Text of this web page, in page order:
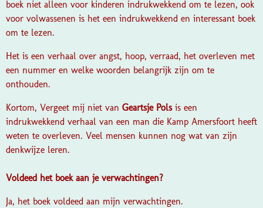
boek niet alleen voor kinderen indrukwekkend om te lezen, ook
voor volwassenen is het een indrukwekkend en interessant boek
om te lezen.
Het is een verhaal over angst, hoop, verraad, het overleven met
een nummer en welke woorden belangrijk zijn om te
onthouden.
Kortom, Vergeet mij niet van Geartsje Pols is een
indrukwekkend verhaal van een man die Kamp Amersfoort heeft
weten te overleven. Veel mensen kunnen nog wat van zijn
denkwijze leren.
Voldeed het boek aan je verwachtingen?
Ja, het boek voldeed aan mijn verwachtingen.